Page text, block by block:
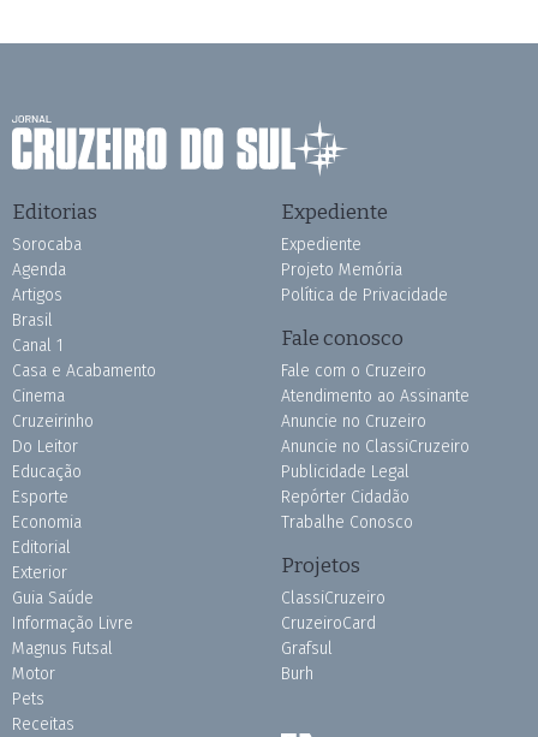
Editorias
Sorocaba
Agenda
Artigos
Brasil
Canal 1
Casa e Acabamento
Cinema
Cruzeirinho
Do Leitor
Educação
Esporte
Economia
Editorial
Exterior
Guia Saúde
Informação Livre
Magnus Futsal
Motor
Pets
Receitas
Expediente
Expediente
Projeto Memória
Política de Privacidade
Fale conosco
Fale com o Cruzeiro
Atendimento ao Assinante
Anuncie no Cruzeiro
Anuncie no ClassiCruzeiro
Publicidade Legal
Repórter Cidadão
Trabalhe Conosco
Projetos
ClassiCruzeiro
CruzeiroCard
Grafsul
Burh